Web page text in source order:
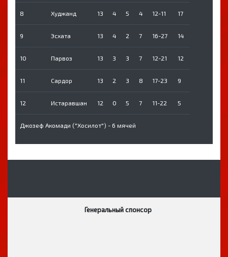
8 Худжанд 13 4 5 4 12-11 17
9 Эсхата 13 4 2 7 16-27 14
10 Парвоз 13 3 3 7 12-21 12
11 Сардор 13 2 3 8 17-23 9
12 Истаравшан 12 0 5 7 11-22 5
Джозеф Акомади ("Хосилот") - 6 мячей
Генеральный спонсор